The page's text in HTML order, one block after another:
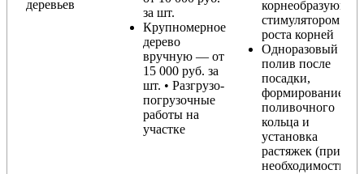
деревьев
за шт.
Крупномерное
дерево
вручную — от
15 000 руб. за
шт. • Разгрузо-
погрузочные
работы на
участке
корнеобразующим
стимулятором
роста корней
Одноразовый
полив после
посадки,
формирование
поливочного
кольца и
установка
растяжек (при
необходимости)